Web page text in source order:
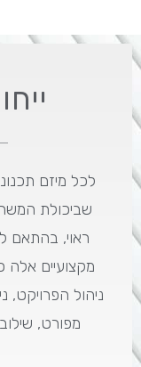
לכל מיזם
שביכולת
ראוי, בהתאם
מקצועיים
ניהול הפרויקט,
מפורט,